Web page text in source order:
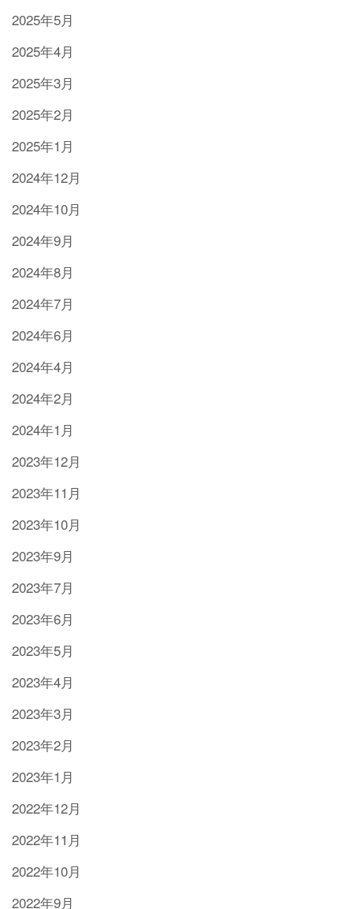
2025年5月
2025年4月
2025年3月
2025年2月
2025年1月
2024年12月
2024年10月
2024年9月
2024年8月
2024年7月
2024年6月
2024年4月
2024年2月
2024年1月
2023年12月
2023年11月
2023年10月
2023年9月
2023年7月
2023年6月
2023年5月
2023年4月
2023年3月
2023年2月
2023年1月
2022年12月
2022年11月
2022年10月
2022年9月